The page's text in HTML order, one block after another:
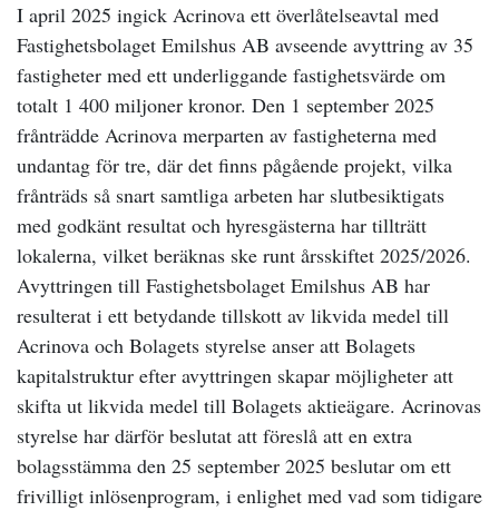
I april 2025 ingick Acrinova ett överlåtelseavtal med
Fastighetsbolaget Emilshus AB avseende avyttring av 35
fastigheter med ett underliggande fastighetsvärde om
totalt 1 400 miljoner kronor. Den 1 september 2025
frånträdde Acrinova merparten av fastigheterna med
undantag för tre, där det finns pågående projekt, vilka
frånträds så snart samtliga arbeten har slutbesiktigats
med godkänt resultat och hyresgästerna har tillträtt
lokalerna, vilket beräknas ske runt årsskiftet 2025/2026.
Avyttringen till Fastighetsbolaget Emilshus AB har
resulterat i ett betydande tillskott av likvida medel till
Acrinova och Bolagets styrelse anser att Bolagets
kapitalstruktur efter avyttringen skapar möjligheter att
skifta ut likvida medel till Bolagets aktieägare. Acrinovas
styrelse har därför beslutat att föreslå att en extra
bolagsstämma den 25 september 2025 beslutar om ett
frivilligt inlösenprogram, i enlighet med vad som tidigare